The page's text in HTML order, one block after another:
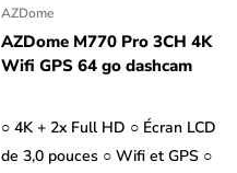
AZDome
AZDome M770 Pro 3CH 4K
Wifi GPS 64 go dashcam
○ 4K + 2x Full HD ○ Écran LCD
de 3,0 pouces ○ Wifi et GPS ○